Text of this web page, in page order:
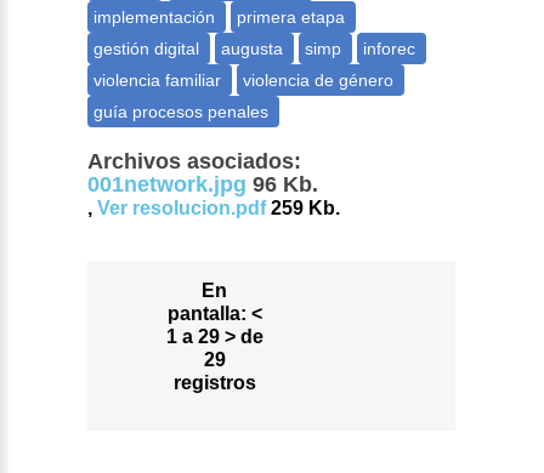
Archivos asociados:
001network.jpg 96 Kb.
,Ver resolucion.pdf259 Kb.
En
pantalla: <
1 a 29 > de
29
registros